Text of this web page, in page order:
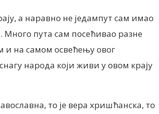
а наравно не једампут сам имао
пута сам посећивао разне
и на самом освећењу овог
народа који живи у овом крају
то је вера хришћанска, то